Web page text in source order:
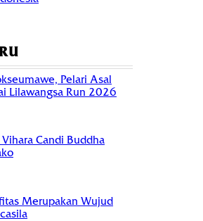
Pelari Asal
Lilawangsa Run 2026
Candi Buddha
Merupakan Wujud